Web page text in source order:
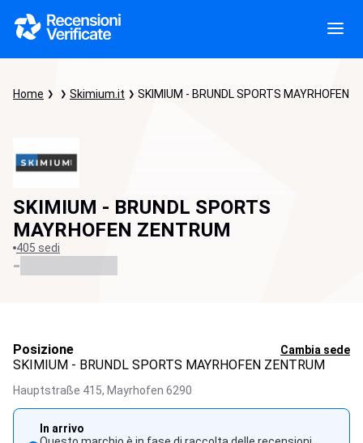
Home Skimium.it SKIMIUM - BRUNDL SPORTS MAYRHOFEN
SKIMIUM - BRUNDL SPORTS
MAYRHOFEN ZENTRUM
405 sedi
-
Posizione Cambia sede
SKIMIUM - BRUNDL SPORTS MAYRHOFEN ZENTRUM
Hauptstraße 415, Mayrhofen 6290
In arrivo